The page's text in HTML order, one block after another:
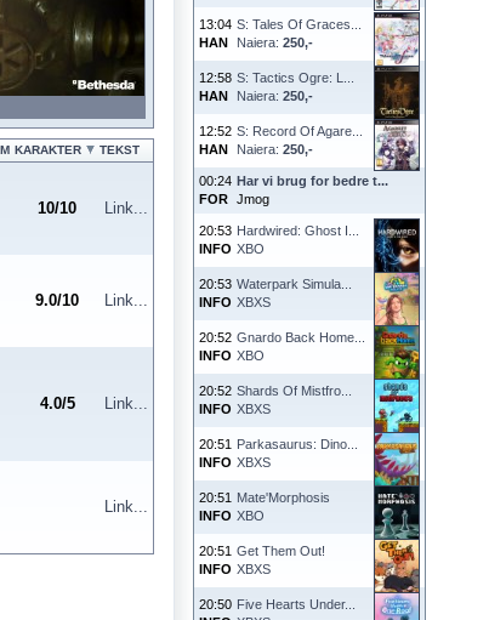
13:04
HAN
S: Tales Of Graces...
Naiera: 250,-
12:58
HAN
S: Tactics Ogre: L...
Naiera: 250,-
12:52
HAN
S: Record Of Agare...
Naiera: 250,-
00:24
FOR
Har vi brug for bedre t...
Jmog
20:53
INFO
Hardwired: Ghost I...
XBO
20:53
INFO
Waterpark Simula...
XBXS
20:52
INFO
Gnardo Back Home...
XBO
20:52
INFO
Shards Of Mistfro...
XBXS
20:51
INFO
Parkasaurus: Dino...
XBXS
20:51
INFO
Mate'Morphosis
XBO
20:51
INFO
Get Them Out!
XBXS
20:50 Five Hearts Under...
KARAKTER TEKST
10/10 Link...
9.0/10 Link...
4.0/5 Link...
Link...